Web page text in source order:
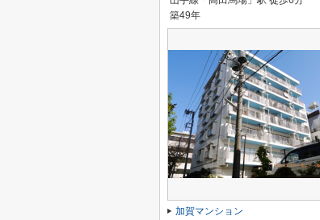
築49年
加賀マンション